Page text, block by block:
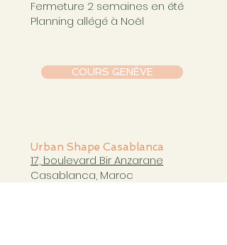
COURS GENÈVE
Fermeture 2 semaines en été
Planning allégé à Noël
Urban Shape Casablanca
17, boulevard Bir Anzarane
Casablanca, Maroc